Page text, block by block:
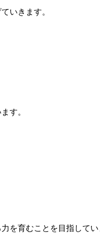
いきます。
す。
を育むことを目指してい